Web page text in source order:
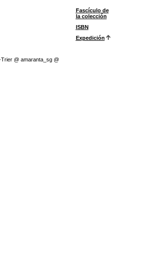
Fascículo de
la colección
ISBN
Expedición
Trier @ amaranta_sg @